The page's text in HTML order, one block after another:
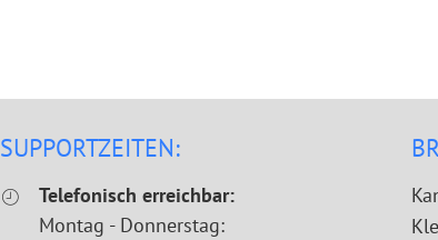
SUPPORTZEITEN:
Telefonisch erreichbar:
Montag - Donnerstag: